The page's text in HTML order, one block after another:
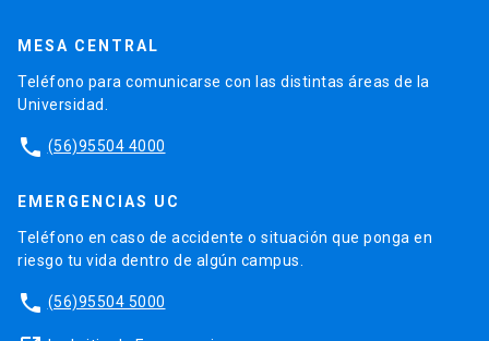
MESA CENTRAL
Teléfono para comunicarse con las distintas áreas de la
Universidad.
phone (56)95504 4000
EMERGENCIAS UC
Teléfono en caso de accidente o situación que ponga en
riesgo tu vida dentro de algún campus.
phone (56)95504 5000